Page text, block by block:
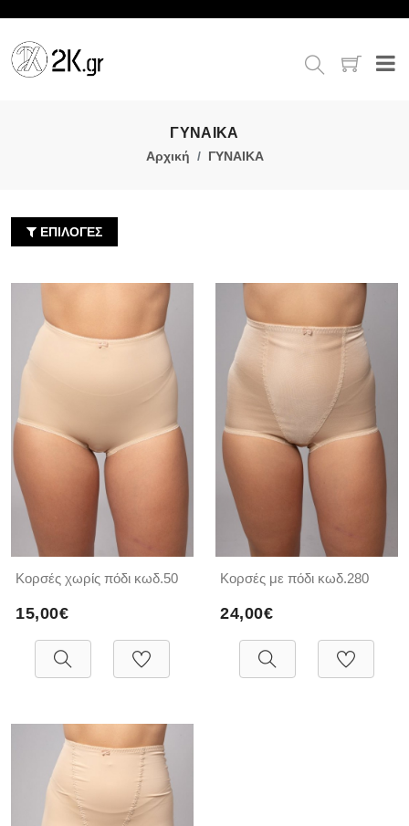
ΓΥΝΑΙΚΑ
Αρχική ΓΥΝΑΙΚΑ
ΕΠΙΛΟΓΕΣ
Κορσές χωρίς πόδι κωδ.50
15,00€
Κορσές με πόδι κωδ.280
24,00€